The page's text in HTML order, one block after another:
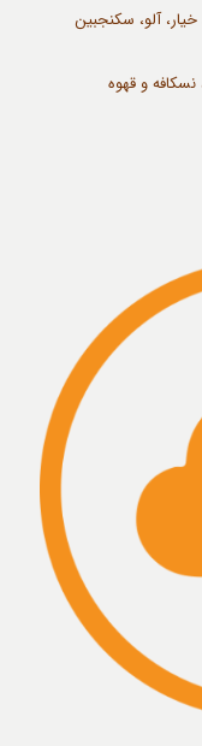
آلو، سکنجبین
و قهوه